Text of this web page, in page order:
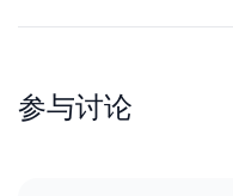
参与讨论